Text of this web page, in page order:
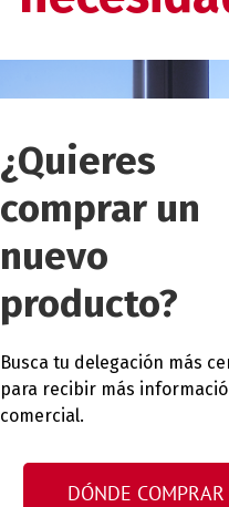
¿Quieres
comprar un
nuevo
producto?
Busca tu delegación más
para recibir más
comercial.
DÓNDE COMPRAR